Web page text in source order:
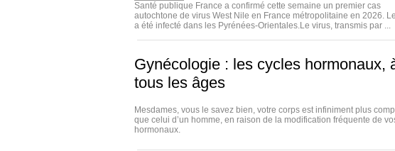
Santé publique France a confirmé cette semaine un premier cas
autochtone de virus West Nile en France métropolitaine en 2026.
a été infecté dans les Pyrénées-Orientales.Le virus, transmis par ...
Gynécologie : les cycles hormonaux,
tous les âges
Mesdames, vous le savez bien, votre corps est infiniment plus
que celui d’un homme, en raison de la modification fréquente de
hormonaux.